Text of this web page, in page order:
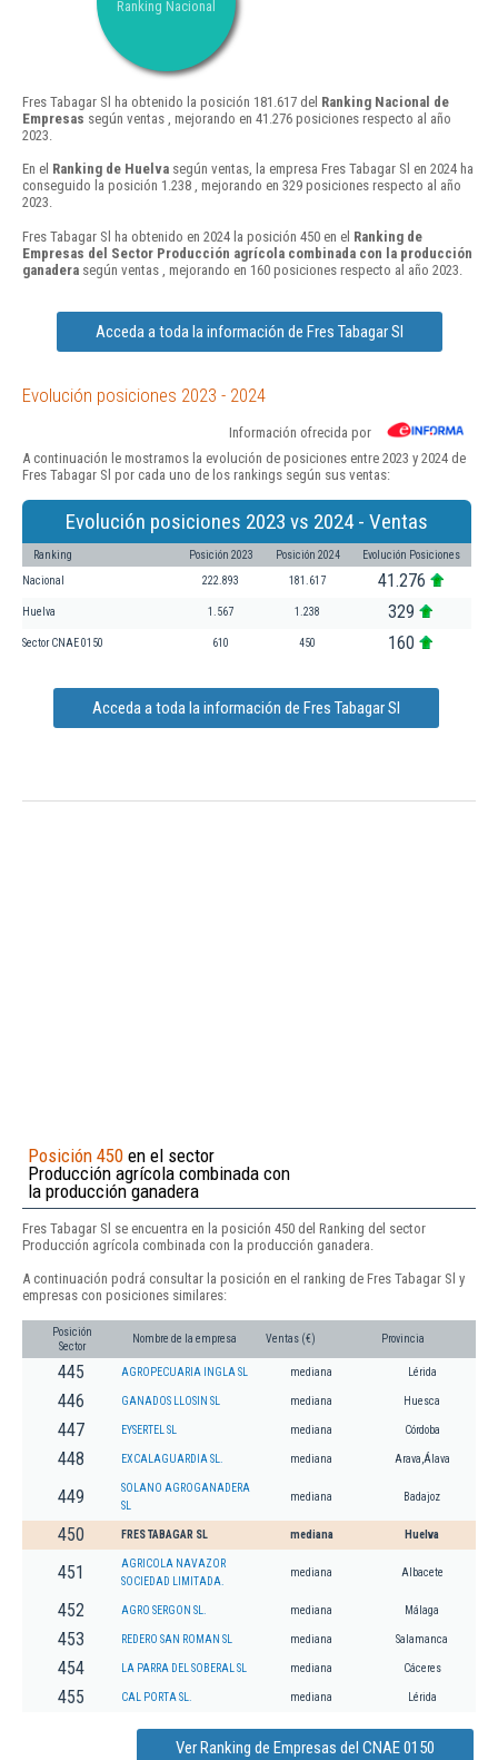
Ranking Nacional
Fres Tabagar Sl ha obtenido la posición 181.617 del Ranking Nacional de
Empresas según ventas , mejorando en 41.276 posiciones respecto al año
2023.
En el Ranking de Huelva según ventas, la empresa Fres Tabagar Sl en 2024 ha
conseguido la posición 1.238 , mejorando en 329 posiciones respecto al año
2023.
Fres Tabagar Sl ha obtenido en 2024 la posición 450 en el Ranking de
Empresas del Sector Producción agrícola combinada con la producción
ganadera según ventas , mejorando en 160 posiciones respecto al año 2023.
Acceda a toda la información de Fres Tabagar Sl
Evolución posiciones 2023 - 2024
Información ofrecida por
A continuación le mostramos la evolución de posiciones entre 2023 y 2024 de
Fres Tabagar Sl por cada uno de los rankings según sus ventas:
Evolución posiciones 2023 vs 2024 - Ventas
Ranking Posición 2023 Posición 2024 Evolución Posiciones
Nacional 222.893 181.617 41.276
Huelva 1.567 1.238 329
Sector CNAE 0150 610 450 160
Acceda a toda la información de Fres Tabagar Sl
Posición 450 en el sector
Producción agrícola combinada con
la producción ganadera
Fres Tabagar Sl se encuentra en la posición 450 del Ranking del sector
Producción agrícola combinada con la producción ganadera.
A continuación podrá consultar la posición en el ranking de Fres Tabagar Sl y
empresas con posiciones similares:
Posición
Sector
Nombre de la empresa Ventas (€) Provincia
445 AGROPECUARIA INGLA SL mediana Lérida
446 GANADOS LLOSIN SL mediana Huesca
447 EYSERTEL SL mediana Córdoba
448 EXCALAGUARDIA SL. mediana Arava,Álava
449
SOLANO AGROGANADERA
SL
mediana Badajoz
450 FRES TABAGAR SL mediana Huelva
451
AGRICOLA NAVAZOR
SOCIEDAD LIMITADA.
mediana Albacete
452 AGRO SERGON SL. mediana Málaga
453 REDERO SAN ROMAN SL mediana Salamanca
454 LA PARRA DEL SOBERAL SL mediana Cáceres
455 CAL PORTA SL. mediana Lérida
Ver Ranking de Empresas del CNAE 0150